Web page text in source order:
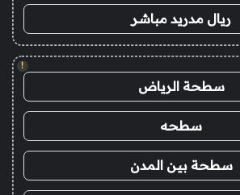
ريال مدريد مباشر
!
سطحة الرياض
سطحه
سطحة بين المدن